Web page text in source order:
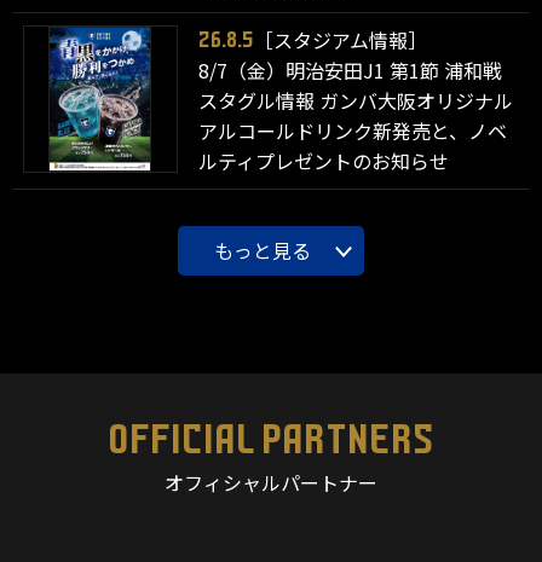
26.8.5
［スタジアム情報］
8/7（金）明治安田J1 第1節 浦和戦
スタグル情報 ガンバ大阪オリジナル
アルコールドリンク新発売と、ノベ
ルティプレゼントのお知らせ
もっと見る
OFFICIAL PARTNERS
オフィシャルパートナー